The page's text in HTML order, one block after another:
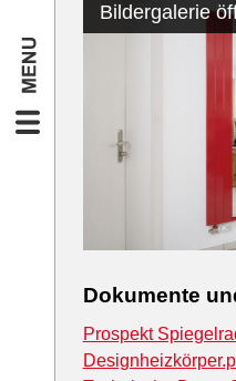
Bildergalerie
Dokumente
Prospekt